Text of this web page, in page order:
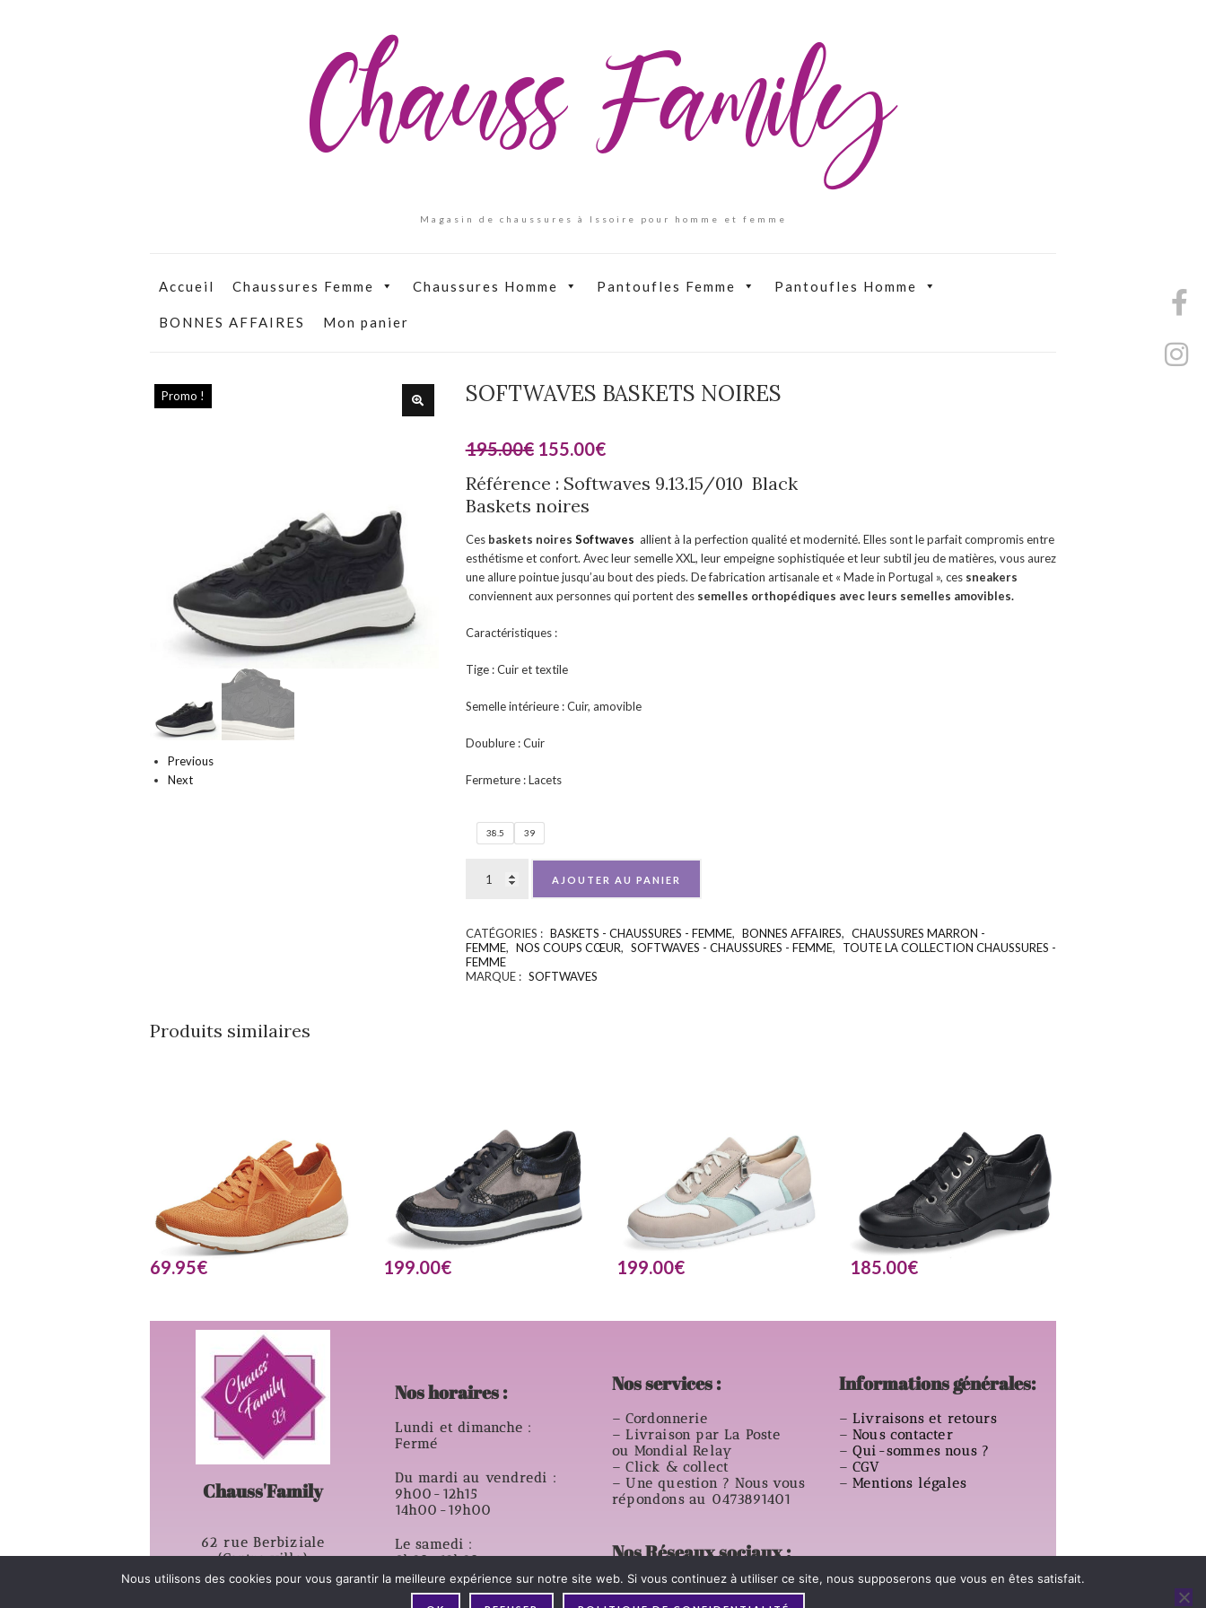
Chauss Family
Magasin de chaussures à Issoire pour homme et femme
Accueil Chaussures Femme Chaussures Homme Pantoufles Femme Pantoufles Homme
BONNES AFFAIRES Mon panier
Promo !
Previous
Next
SOFTWAVES BASKETS NOIRES
195.00€ 155.00€
Référence : Softwaves 9.13.15/010 Black
Baskets noires
Ces baskets noires Softwaves allient à la perfection qualité et modernité. Elles sont le parfait compromis entre
esthétisme et confort. Avec leur semelle XXL, leur empeigne sophistiquée et leur subtil jeu de matières, vous aurez
une allure pointue jusqu’au bout des pieds. De fabrication artisanale et « Made in Portugal », ces sneakers
conviennent aux personnes qui portent des semelles orthopédiques avec leurs semelles amovibles.
Caractéristiques :
Tige : Cuir et textile
Semelle intérieure : Cuir, amovible
Doublure : Cuir
Fermeture : Lacets
38.5 39
AJOUTER AU PANIER
CATÉGORIES : BASKETS - CHAUSSURES - FEMME, BONNES AFFAIRES, CHAUSSURES MARRON -
FEMME, NOS COUPS CŒUR, SOFTWAVES - CHAUSSURES - FEMME,
TOUTE LA COLLECTION CHAUSSURES -
FEMME
MARQUE : SOFTWAVES
Produits similaires
69.95€ 199.00€ 199.00€ 185.00€
Chauss'Family
62 rue Berbiziale
(Centre ville)
63500 – Issoire
Nos horaires :
Lundi et dimanche :
Fermé
Du mardi au vendredi :
9h00-12h15
14h00-19h00
Le samedi :
8h30-12h30
14h00- 18h00
Nos services :
– Cordonnerie
– Livraison par La Poste
ou Mondial Relay
– Click & collect
– Une question ? Nous vous
répondons au 0473891401
Nos Réseaux sociaux :
Informations générales:
– Livraisons et retours
– Nous contacter
– Qui-sommes nous ?
– CGV
– Mentions légales
Nous utilisons des cookies pour vous garantir la meilleure expérience sur notre site web. Si vous continuez à utiliser ce site, nous supposerons que vous en êtes satisfait.